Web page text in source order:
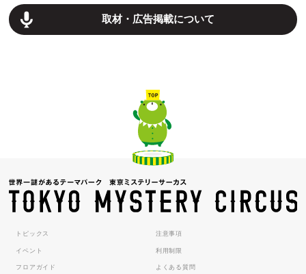
取材・広告掲載について
トピックス
イベント
フロアガイド
注意事項
利用制限
よくある質問